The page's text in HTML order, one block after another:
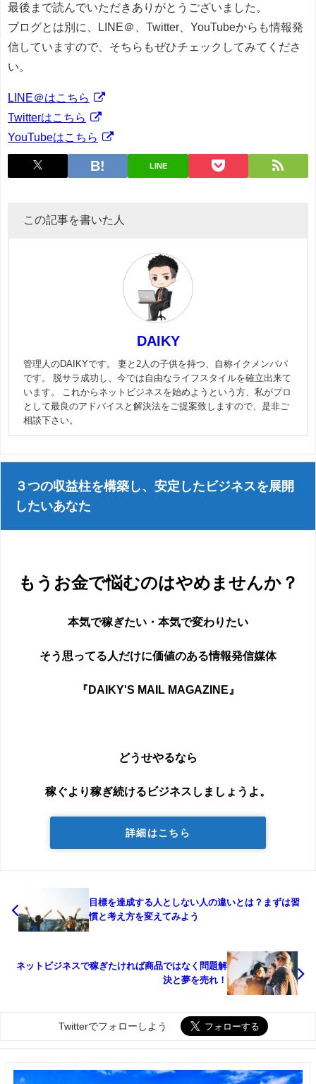
最後まで読んでいただきありがとうございました。
ブログとは別に、LINE＠、Twitter、YouTubeからも情報発
信していますので、そちらもぜひチェックしてみてくださ
い。
LINE＠はこちら
Twitterはこちら
YouTubeはこちら
LINE
この記事を書いた人
DAIKY
管理人のDAIKYです。 妻と2人の子供を持つ、自称イクメンパパ
です。 脱サラ成功し、今では自由なライフスタイルを確立出来て
います。 これからネットビジネスを始めようという方、私がプロ
として最良のアドバイスと解決法をご提案致しますので、是非ご
相談下さい。
３つの収益柱を構築し、安定したビジネスを展開
したいあなた
もうお金で悩むのはやめませんか？
本気で稼ぎたい・本気で変わりたい
そう思ってる人だけに価値のある情報発信媒体
『DAIKY'S MAIL MAGAZINE』
どうせやるなら
稼ぐより稼ぎ続けるビジネスしましょうよ。
詳細はこちら
目標を達成する人としない人の違いとは？まずは習
慣と考え方を変えてみよう
ネットビジネスで稼ぎたければ商品ではなく問題解
決と夢を売れ！
Twitterでフォローしよう